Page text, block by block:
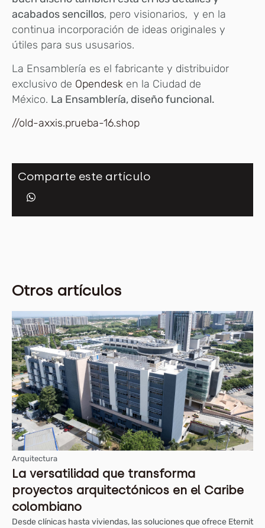
acabados sencillos, pero visionarios, y en la
continua incorporación de ideas originales y
útiles para sus ususarios.
La Ensamblería es el fabricante y distribuidor
exclusivo de Opendesk en la Ciudad de
México. La Ensamblería, diseño funcional.
//old-axxis.prueba-16.shop
Comparte este artículo
Otros artículos
Arquitectura
La versatilidad que transforma
proyectos arquitectónicos en el Caribe
colombiano
Desde clínicas hasta viviendas, las soluciones que ofrece Eternit